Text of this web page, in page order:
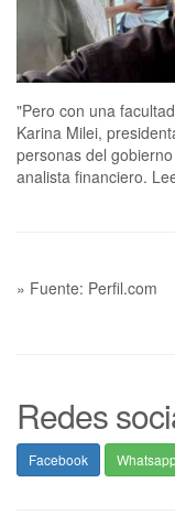
"Pero con una
Karina Milei,
personas del
analista financiero.
» Fuente: Perfil.com
Redes
Facebook